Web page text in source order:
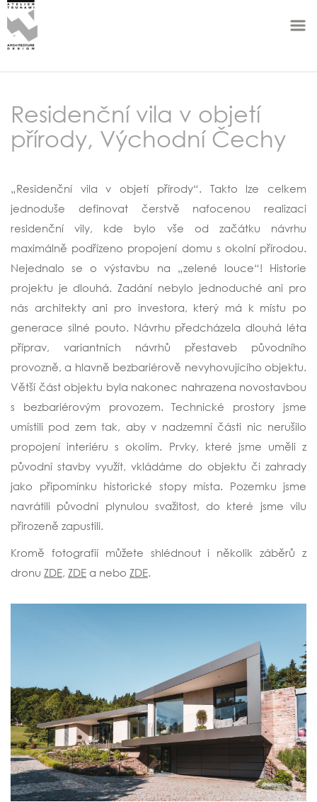
Residenční vila v objetí
přírody, Východní Čechy
„Residenční vila v objetí přírody“. Takto lze celkem
jednoduše definovat čerstvě nafocenou realizaci
residenční vily, kde bylo vše od začátku návrhu
maximálně podřízeno propojení domu s okolní přírodou.
Nejednalo se o výstavbu na „zelené louce“! Historie
projektu je dlouhá. Zadání nebylo jednoduché ani pro
nás architekty ani pro investora, který má k místu po
generace silné pouto. Návrhu předcházela dlouhá léta
příprav, variantních návrhů přestaveb původního
provozně, a hlavně bezbariérově nevyhovujícího objektu.
Větší část objektu byla nakonec nahrazena novostavbou
s bezbariérovým provozem. Technické prostory jsme
umístili pod zem tak, aby v nadzemní části nic nerušilo
propojení interiéru s okolím. Prvky, které jsme uměli z
původní stavby využít, vkládáme do objektu či zahrady
jako připomínku historické stopy místa. Pozemku jsme
navrátili původní plynulou svažitost, do které jsme vilu
přirozeně zapustili.
Kromě fotografií můžete shlédnout i několik záběrů z
dronu ZDE, ZDE a nebo ZDE.